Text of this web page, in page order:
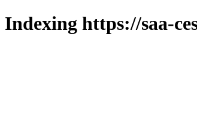
Indexing https://saa-